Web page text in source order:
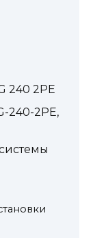
240 2PE
240-2PE,